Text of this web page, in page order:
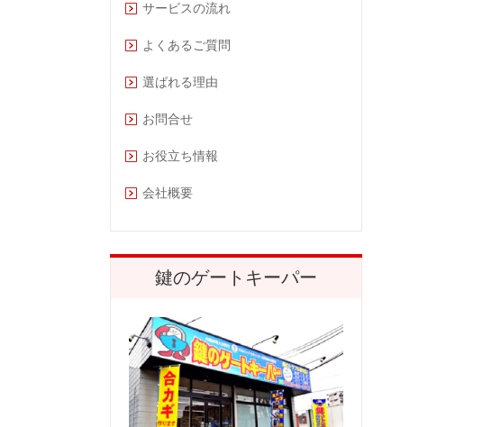
サービスの流れ
よくあるご質問
選ばれる理由
お問合せ
お役立ち情報
会社概要
鍵のゲートキーパー